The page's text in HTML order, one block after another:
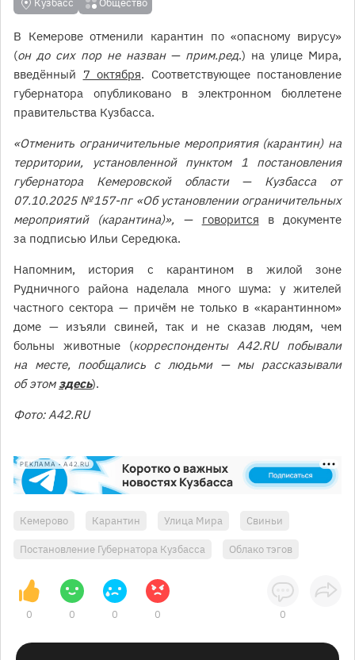
Кузбасс Общество
В Кемерове отменили карантин по «опасному вирусу»
(он до сих пор не назван — прим.ред.) на улице Мира,
введённый 7 октября. Соответствующее постановление
губернатора опубликовано в электронном бюллетене
правительства Кузбасса.
«Отменить ограничительные мероприятия (карантин) на
территории, установленной пунктом 1 постановления
губернатора Кемеровской области — Кузбасса от
07.10.2025 № 157-пг «Об установлении ограничительных
мероприятий (карантина)», —
говорится в документе
за подписью Ильи Середюка.
Напомним, история с карантином в жилой зоне
Рудничного района наделала много шума: у жителей
частного сектора — причём не только в «карантинном»
доме — изъяли свиней, так и не сказав людям, чем
больны животные (корреспонденты A42.RU побывали
на месте, пообщались с людьми — мы рассказывали
об этом здесь).
Фото: A42.RU
РЕКЛАМА • A42.RU
Кемерово Карантин Улица Мира Свиньи
Постановление Губернатора Кузбасса Облако тэгов
0 0 0 0 0